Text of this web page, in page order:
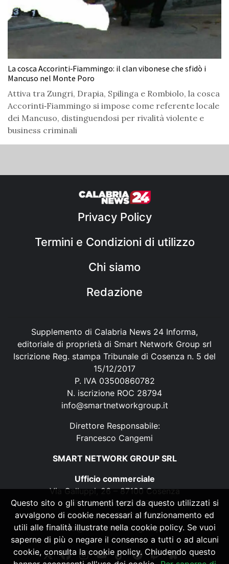
La cosca Accorinti‑Fiammingo: il clan vibonese che sfidò i
Mancuso nel Monte Poro
Attiva tra Zungri, Drapia, Spilinga e Rombiolo, la cosca
Accorinti‑Fiammingo si impose come referente locale
dei Mancuso, distinguendosi per rivalità violente e
business criminali
Privacy Policy
Termini e Condizioni di utilizzo
Chi siamo
Redazione
Supplemento di Calabria News 24 Informa,
editoriale di proprietà di Smart Network Group srl
Iscrizione Reg. stampa Tribunale di Cosenza n. 5 del
15/12/2017
P. IVA 03500860782
N. iscrizione ROC 28794
info@smartnetworkgroup.it
Direttore Responsabile:
Francesco Cangemi
SMART NETWORK GROUP SRL
Ufficio commerciale
Via Galluppi, 26 – 87100 Cosenza
P. IVA 03500860782
N. iscrizione ROC 28794
info@smartnetworkgroup.it
Questo sito o gli strumenti terzi da questo utilizzati si
avvalgono di cookie necessari al funzionamento ed
utili alle finalità illustrate nella cookie policy. Se vuoi
saperne di più o negare il consenso a tutti o ad alcuni
cookie, consulta la cookie policy. Chiudendo questo